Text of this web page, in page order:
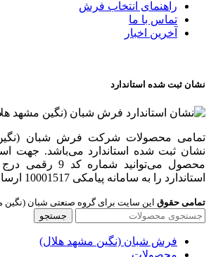
راهنمای انتخاب فرش
تماس با ما
آخرین اخبار
نشان ثبت شده استاندارد
تمامی محصولات شرکت فرش شبان
نشان ثبت شده استاندارد می‌باشد. جهت
محصول می‌توانید
استاندارد را به سامانه پیامکی 10001517 ارسال نمایید.
تمامی حقوق این سایت برای گروه صنعتی شبان
جستجو
فرش شبان (نگین مشهد هلال)